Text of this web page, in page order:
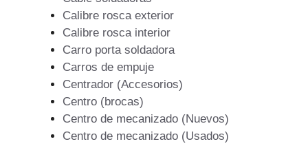
Calibre rosca exterior
Calibre rosca interior
Carro porta soldadora
Carros de empuje
Centrador (Accesorios)
Centro (brocas)
Centro de mecanizado (Nuevos)
Centro de mecanizado (Usados)